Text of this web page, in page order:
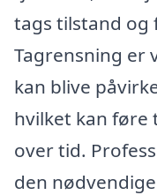
tags tilstand
Tagrensning er
kan blive
hvilket kan føre
over tid.
den